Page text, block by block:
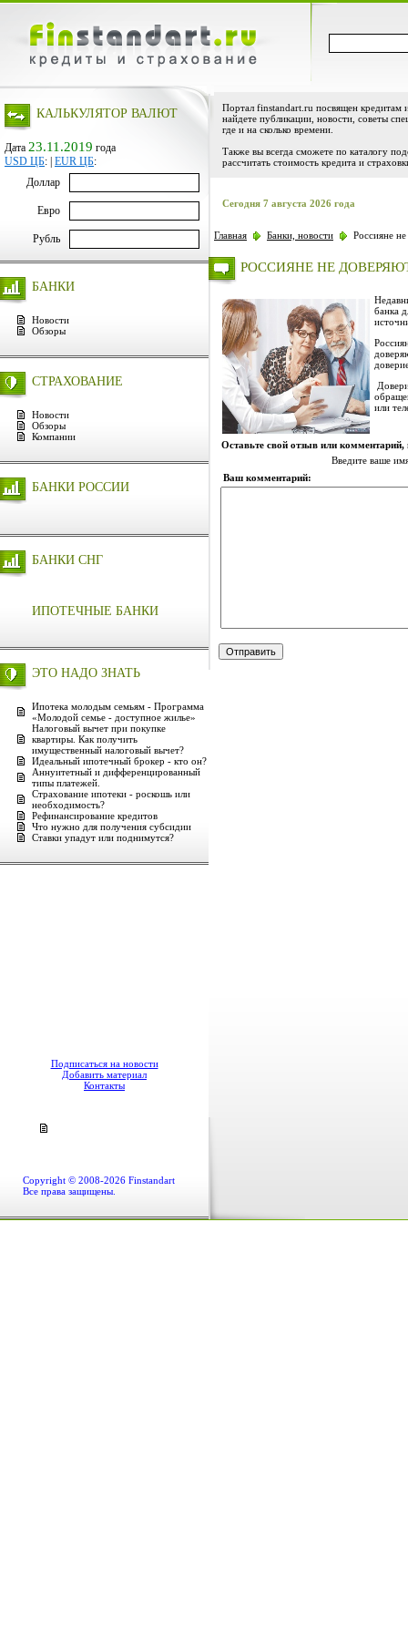
КАЛЬКУЛЯТОР ВАЛЮТ
Дата 23.11.2019 года
USD ЦБ: EUR ЦБ:
Доллар
Евро
Рубль
БАНКИ
Новости
Обзоры
СТРАХОВАНИЕ
Новости
Обзоры
Компании
БАНКИ РОССИИ
БАНКИ СНГ
ИПОТЕЧНЫЕ БАНКИ
ЭТО НАДО ЗНАТЬ
Ипотека молодым семьям - Программа
«Молодой семье - доступное жилье»
Налоговый вычет при покупке
квартиры. Как получить
имущественный налоговый вычет?
Идеальный ипотечный брокер - кто он?
Аннуитетный и дифференцированный
типы платежей.
Страхование ипотеки - роскошь или
необходимость?
Рефинансирование кредитов
Что нужно для получения субсидии
Ставки упадут или поднимутся?
Подписаться на новости
Добавить материал
Контакты
Copyright © 2008-2026 Finstandart
Все права защищены.
Портал finstandart.ru посвящен кредитам
найдете публикации, новости, советы
где и на сколько времени.
Также вы всегда сможете по каталогу
рассчитать стоимость кредита и
Сегодня 7 августа 2026 года
Главная Банки, новости Россияне
РОССИЯНЕ НЕ
банка
или
Оставьте свой отзыв или комментарий,
Введите ваше
Ваш комментарий: